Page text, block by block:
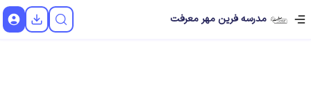
مدرسه فرین مهر معرفت